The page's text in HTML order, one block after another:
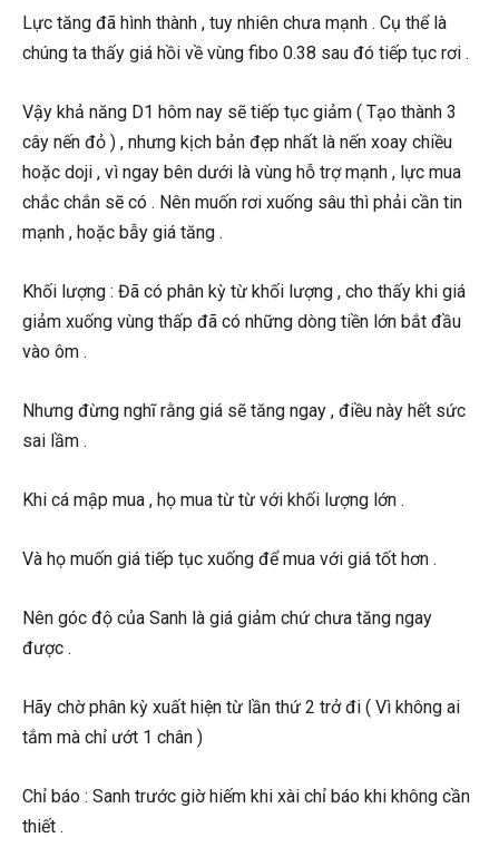
Lực tăng đã hình thành , tuy nhiên chưa mạnh . Cụ thể là
chúng ta thấy giá hồi về vùng fibo 0.38 sau đó tiếp tục rơi .
Vậy khả năng D1 hôm nay sẽ tiếp tục giảm ( Tạo thành 3
cây nến đỏ ) , nhưng kịch bản đẹp nhất là nến xoay chiều
hoặc doji , vì ngay bên dưới là vùng hỗ trợ mạnh , lực mua
chắc chắn sẽ có . Nên muốn rơi xuống sâu thì phải cần tin
mạnh , hoặc bẫy giá tăng .
Khối lượng : Đã có phân kỳ từ khối lượng , cho thấy khi giá
giảm xuống vùng thấp đã có những dòng tiền lớn bắt đầu
vào ôm .
Nhưng đừng nghĩ rằng giá sẽ tăng ngay , điều này hết sức
sai lầm .
Khi cá mập mua , họ mua từ từ với khối lượng lớn .
Và họ muốn giá tiếp tục xuống để mua với giá tốt hơn .
Nên góc độ của Sanh là giá giảm chứ chưa tăng ngay
được .
Hãy chờ phân kỳ xuất hiện từ lần thứ 2 trở đi ( Vì không ai
tắm mà chỉ ướt 1 chân )
Chỉ báo : Sanh trước giờ hiếm khi xài chỉ báo khi không cần
thiết .